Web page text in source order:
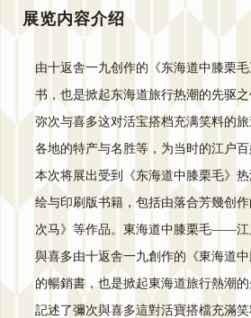
展览内容介绍
由十返舎一九创作的《东海道中膝栗
书，也是掀起东海道旅行热潮的先驱
弥次与喜多这对活宝搭档充满笑料的
各地的特产与名胜等，为当时的江户百
本次将展出受到《东海道中膝栗毛》
绘与印刷版书籍，包括由落合芳幾创
次马》等作品。東海道中膝栗毛——江
與喜多由十返舎一九創作的《東海道
的暢銷書，也是掀起東海道旅行熱潮
記述了彌次與喜多這對活寶搭檔充滿